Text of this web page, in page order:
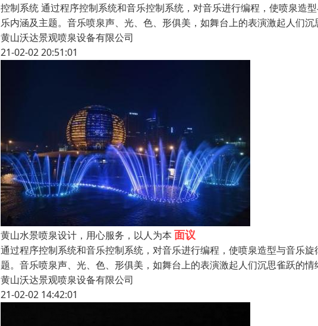
控制系统 通过程序控制系统和音乐控制系统，对音乐进行编程，使喷泉造
乐内涵及主题。音乐喷泉声、光、色、形俱美，如舞台上的表演激起人们
黄山沃达景观喷泉设备有限公司
21-02-02 20:51:01
黄山水景喷泉设计，用心服务，以人为本 面议
通过程序控制系统和音乐控制系统，对音乐进行编程，使喷泉造型与音乐
题。音乐喷泉声、光、色、形俱美，如舞台上的表演激起人们沉思雀跃的
黄山沃达景观喷泉设备有限公司
21-02-02 14:42:01